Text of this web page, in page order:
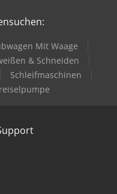
Mit Waage
& Schneiden
Schleifmaschinen